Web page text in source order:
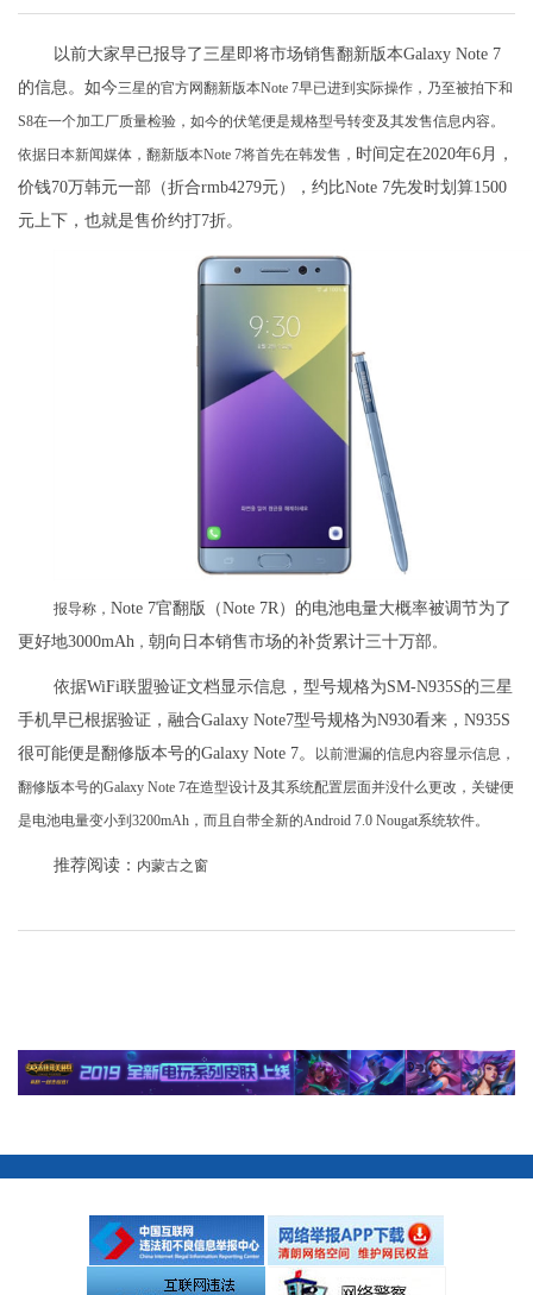
以前大家早已报导了三星即将市场销售翻新版本Galaxy Note 7
的信息。如今三星的官方网翻新版本Note 7早已进到实际操作，乃至被拍下和
S8在一个加工厂质量检验，如今的伏笔便是规格型号转变及其发售信息内容。
依据日本新闻媒体，翻新版本Note 7将首先在韩发售， 时间定在2020年6月，
价钱70万韩元一部（折合rmb4279元），约比Note 7先发时划算1500
元上下，也就是售价约打7折。
报导称， Note 7官翻版（Note 7R）的电池电量大概率被调节为了
更好地3000mAh ， 朝向日本销售市场的补货累计三十万部。
依据WiFi联盟验证文档显示信息，型号规格为SM-N935S的三星
手机早已根据验证，融合Galaxy Note7型号规格为N930看来，N935S
很可能便是翻修版本号的Galaxy Note 7。
以前泄漏的信息内容显示信息，
翻修版本号的Galaxy Note 7在造型设计及其系统配置层面并没什么更改，关键便
是电池电量变小到3200mAh，而且自带全新的Android 7.0 Nougat系统软件。
推荐阅读： 内蒙古之窗